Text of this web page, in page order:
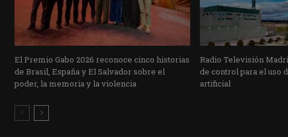
El Premio Gabo 2026 reconoce cinco historias
de Brasil, España y El Salvador sobre el
poder, la memoria y la violencia
Radio Televisión
de control para el uso
artificial